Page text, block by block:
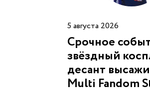
5 августа 2026
Срочное
звёздный
десант
Multi Fandom